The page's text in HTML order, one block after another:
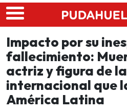
Skip to main content
Impacto por su
fallecimiento:
actriz y figura de
internacional que
América Latina